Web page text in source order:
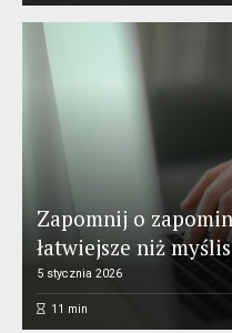
Zapomnij o
łatwiejsze niż
5 stycznia 2026
11 min